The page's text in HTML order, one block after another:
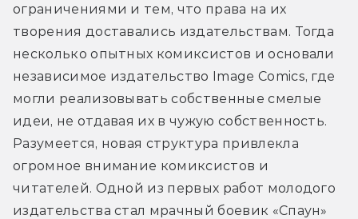
ограничениями и тем, что права на их
творения доставались издательствам. Тогда
несколько опытных комиксистов и основали
независимое издательство Image Comics, где
могли реализовывать собственные смелые
идеи, не отдавая их в чужую собственность.
Разумеется, новая структура привлекла
огромное внимание комиксистов и
читателей. Одной из первых работ молодого
издательства стал мрачный боевик «Спаун»